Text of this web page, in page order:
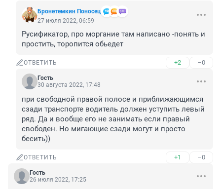
Бронетемкин Поносец
27 июля 2022, 06:59
Русификатор, про моргание там написано -понять и
простить, торопится обьедет
ОТВЕТИТЬ +2 –0
Гость
30 августа 2022, 17:48
при свободной правой полосе и приближающимся
сзади транспорте водитель должен уступить левый
ряд. Да и вообще его не занимать если правый
свободен. Но мигающие сзади могут и просто
бесить))
ОТВЕТИТЬ +1 –0
Гость
26 июля 2022, 17:25